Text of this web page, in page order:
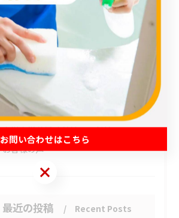
全てのカテゴリー
エアコン
春日部市のハウスクリーニング
草加市のハウスクリーニング
松伏町のハウスクリーニング
吉川市のハウスクリーニング
お客様の声
最近の投稿 Recent Posts
お問い合わせはこちら
お問い合わせはこちら